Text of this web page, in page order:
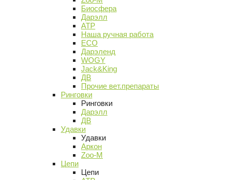
Биосфера
Дарэлл
АТР
Наша ручная работа
ECO
Дарэленд
WOGY
Jack&King
ДВ
Прочие вет.препараты
Ринговки
Ринговки
Дарэлл
ДВ
Удавки
Удавки
Аркон
Zoo-M
Цепи
Цепи